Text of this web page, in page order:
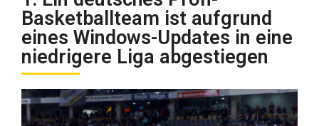
Basketballteam ist aufgrund
eines Windows-Updates in eine
niedrigere Liga abgestiegen